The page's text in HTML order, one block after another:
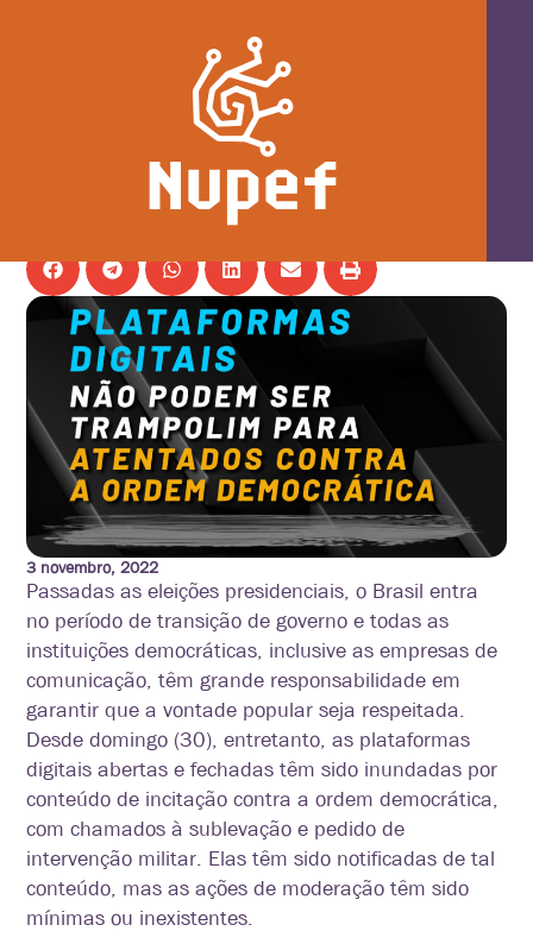
Carta aberta: Plataformas digitais
não podem ser trampolim para
levantes contra a ordem democrática
3 novembro, 2022
Passadas as eleições presidenciais, o Brasil entra
no período de transição de governo e todas as
instituições democráticas, inclusive as empresas de
comunicação, têm grande responsabilidade em
garantir que a vontade popular seja respeitada.
Desde domingo (30), entretanto, as plataformas
digitais abertas e fechadas têm sido inundadas por
conteúdo de incitação contra a ordem democrática,
com chamados à sublevação e pedido de
intervenção militar. Elas têm sido notificadas de tal
conteúdo, mas as ações de moderação têm sido
mínimas ou inexistentes.